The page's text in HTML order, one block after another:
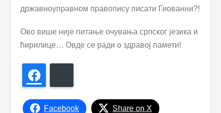
државноуправном правопису писати Гиованни?!
Ово више није питање очувања српског језика и
ћирилице… Овде се ради о здравој памети!
Facebook Share on X